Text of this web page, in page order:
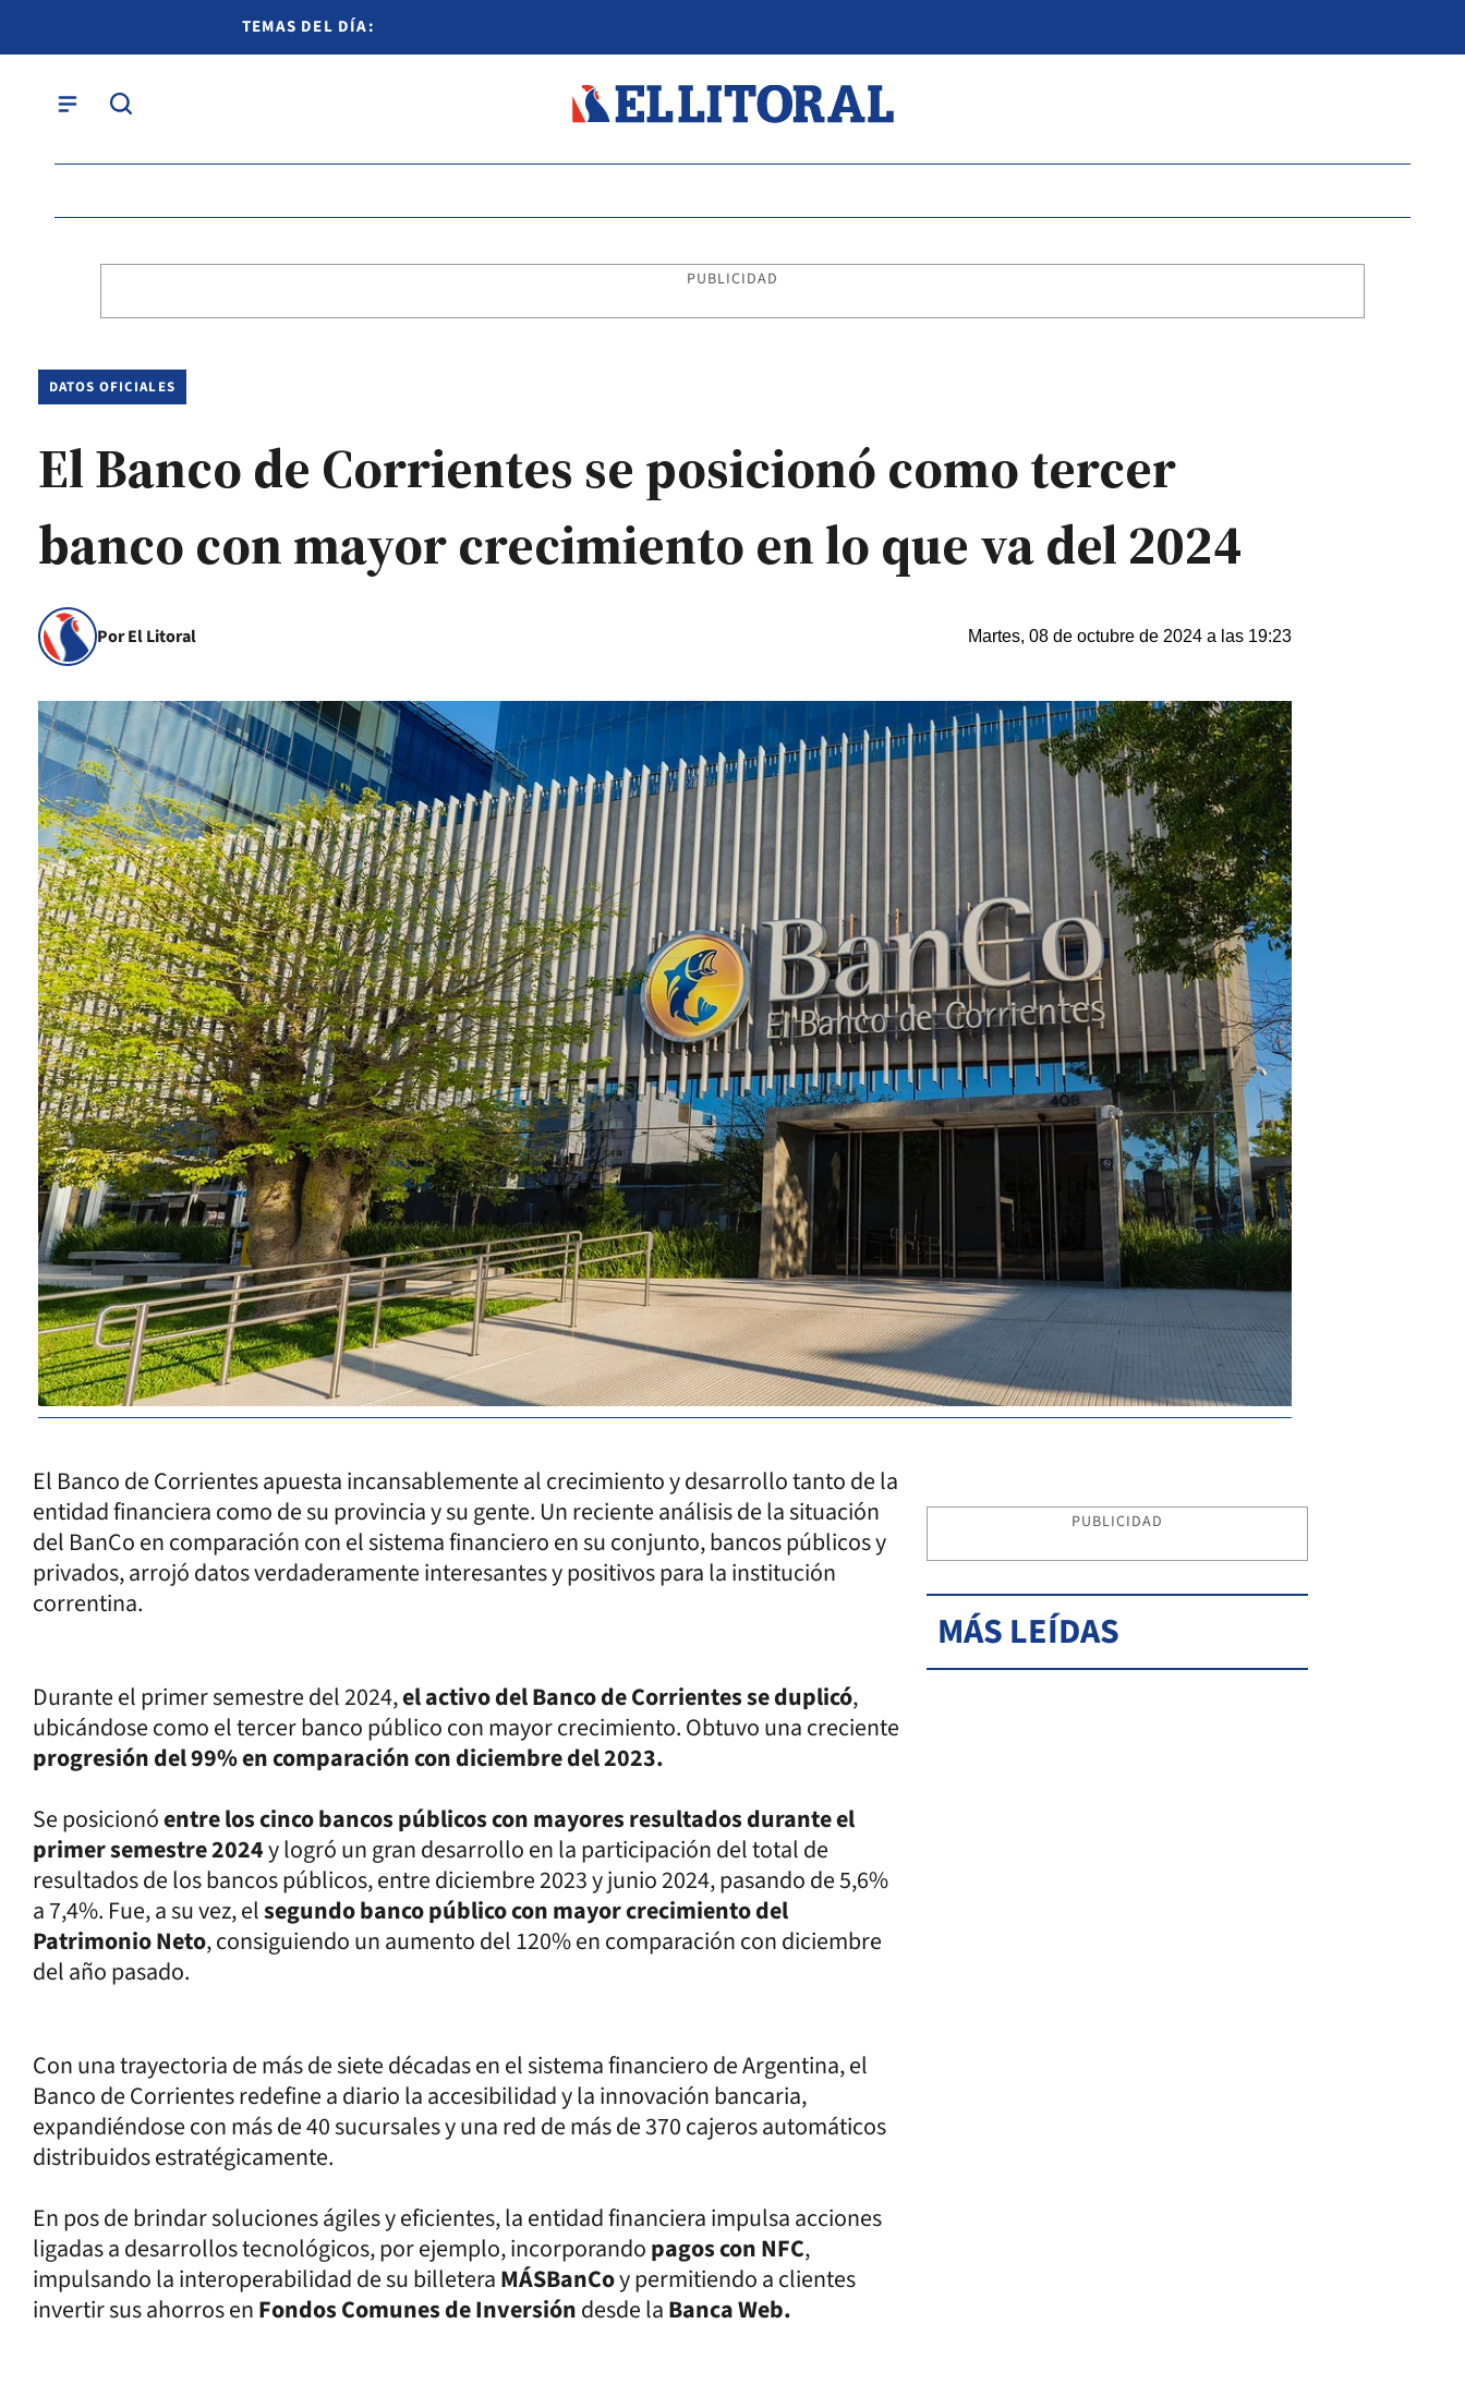
TEMAS DEL DÍA:
PUBLICIDAD
DATOS OFICIALES
El Banco de Corrientes se posicionó como tercer
banco con mayor crecimiento en lo que va del 2024
Por El Litoral Martes, 08 de octubre de 2024 a las 19:23
El Banco de Corrientes apuesta incansablemente al crecimiento y desarrollo tanto de la
entidad financiera como de su provincia y su gente. Un reciente análisis de la situación
del BanCo en comparación con el sistema financiero en su conjunto, bancos públicos y
privados, arrojó datos verdaderamente interesantes y positivos para la institución
correntina.
Durante el primer semestre del 2024,el activo del Banco de Corrientes se duplicó,
ubicándose como el tercer banco público con mayor crecimiento. Obtuvo una creciente
progresión del 99% en comparación con diciembre del 2023.
Se posicionóentre los cinco bancos públicos con mayores resultados durante el
primer semestre 2024y logró un gran desarrollo en la participación del total de
resultados de los bancos públicos, entre diciembre 2023 y junio 2024, pasando de 5,6%
a 7,4%. Fue, a su vez, elsegundo banco público con mayor crecimiento del
Patrimonio Neto, consiguiendo un aumento del 120% en comparación con diciembre
del año pasado.
Con una trayectoria de más de siete décadas en el sistema financiero de Argentina, el
Banco de Corrientes redefine a diario la accesibilidad y la innovación bancaria,
expandiéndose con más de 40 sucursales y una red de más de 370 cajeros automáticos
distribuidos estratégicamente.
En pos de brindar soluciones ágiles y eficientes, la entidad financiera impulsa acciones
ligadas a desarrollos tecnológicos, por ejemplo, incorporandopagos con NFC,
impulsando la interoperabilidad de su billeteraMÁSBanCoy permitiendo a clientes
invertir sus ahorros enFondos Comunes de Inversióndesde laBanca Web.
PUBLICIDAD
MÁS LEÍDAS